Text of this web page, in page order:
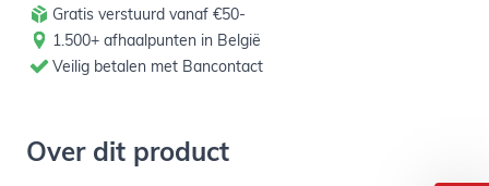
Gratis verstuurd vanaf €50-
1.500+ afhaalpunten in België
Veilig betalen met Bancontact
Over dit product